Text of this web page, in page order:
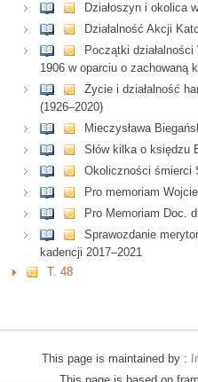
Działoszyn i okolica
Działalność Akcji
Początki
1906 w oparciu o zachowaną
Życie i działalność
(1926–2020)
Mieczysława
Słów kilka o księdzu
Okoliczności śmierci
Pro memoriam
Pro Memoriam Doc.
Sprawozdanie
kadencji 2017–2021
T. 48
This page is maintained by :